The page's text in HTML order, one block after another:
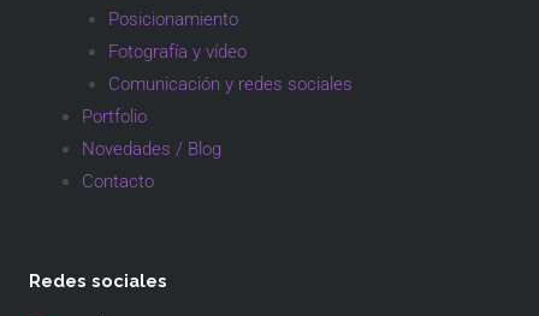
Posicionamiento
Fotografía y vídeo
Comunicación y redes sociales
Portfolio
Novedades / Blog
Contacto
Redes sociales